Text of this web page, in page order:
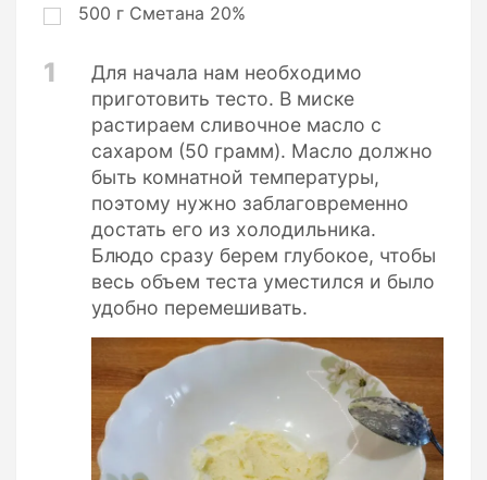
500 г Сметана 20%
1
Для начала нам необходимо
приготовить тесто. В миске
растираем сливочное масло с
сахаром (50 грамм). Масло должно
быть комнатной температуры,
поэтому нужно заблаговременно
достать его из холодильника.
Блюдо сразу берем глубокое, чтобы
весь объем теста уместился и было
удобно перемешивать.